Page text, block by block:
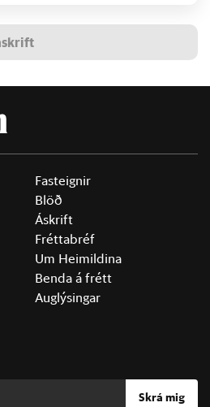
Fasteignir
Blöð
Áskrift
Fréttabréf
Um Heimildina
Benda á frétt
Auglýsingar
Skrá mig